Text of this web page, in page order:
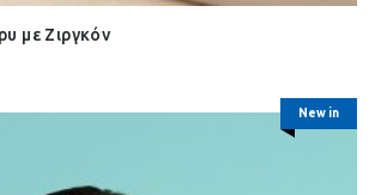
με Ζιργκόν
New in